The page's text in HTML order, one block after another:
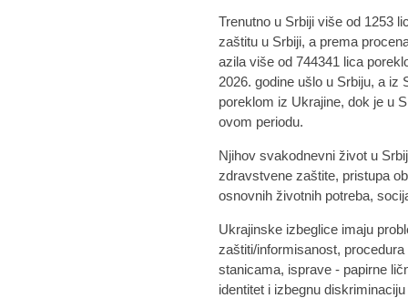
Trenutno u Srbiji više od 1253
zaštitu u Srbiji, a prema
azila više od 744341 lica
2026. godine ušlo u Srbiju, a iz
poreklom iz Ukrajine, dok je u
ovom periodu.
Njihov svakodnevni život u
zdravstvene zaštite, pristupa
osnovnih životnih potreba,
Ukrajinske izbeglice imaju
zaštiti/informisanost,
stanicama, isprave - papirne
identitet i izbegnu